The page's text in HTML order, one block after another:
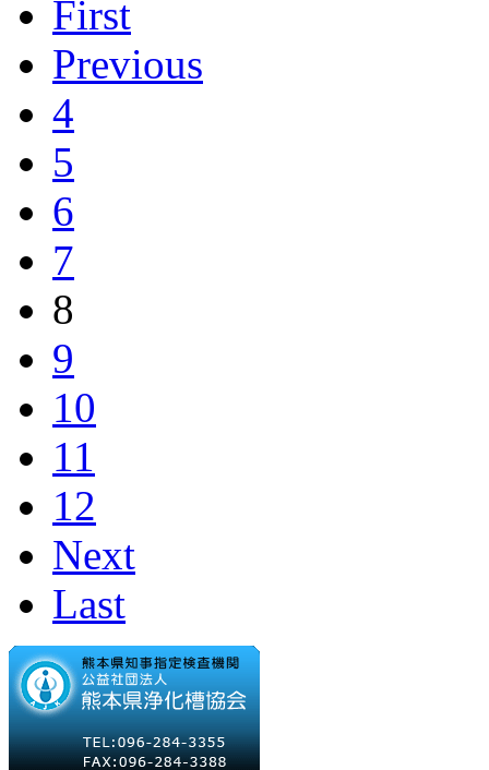
First
Previous
4
5
6
7
8
9
10
11
12
Next
Last